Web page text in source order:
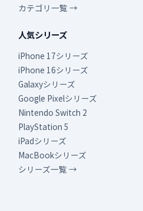
カテゴリ一覧 →
人気シリーズ
iPhone 17シリーズ
iPhone 16シリーズ
Galaxyシリーズ
Google Pixelシリーズ
Nintendo Switch 2
PlayStation 5
iPadシリーズ
MacBookシリーズ
シリーズ一覧 →